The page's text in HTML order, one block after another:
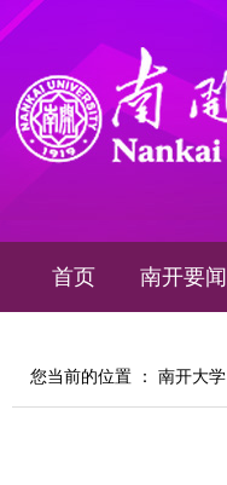
首页 南开要闻
您当前的位置 ： 南开大学